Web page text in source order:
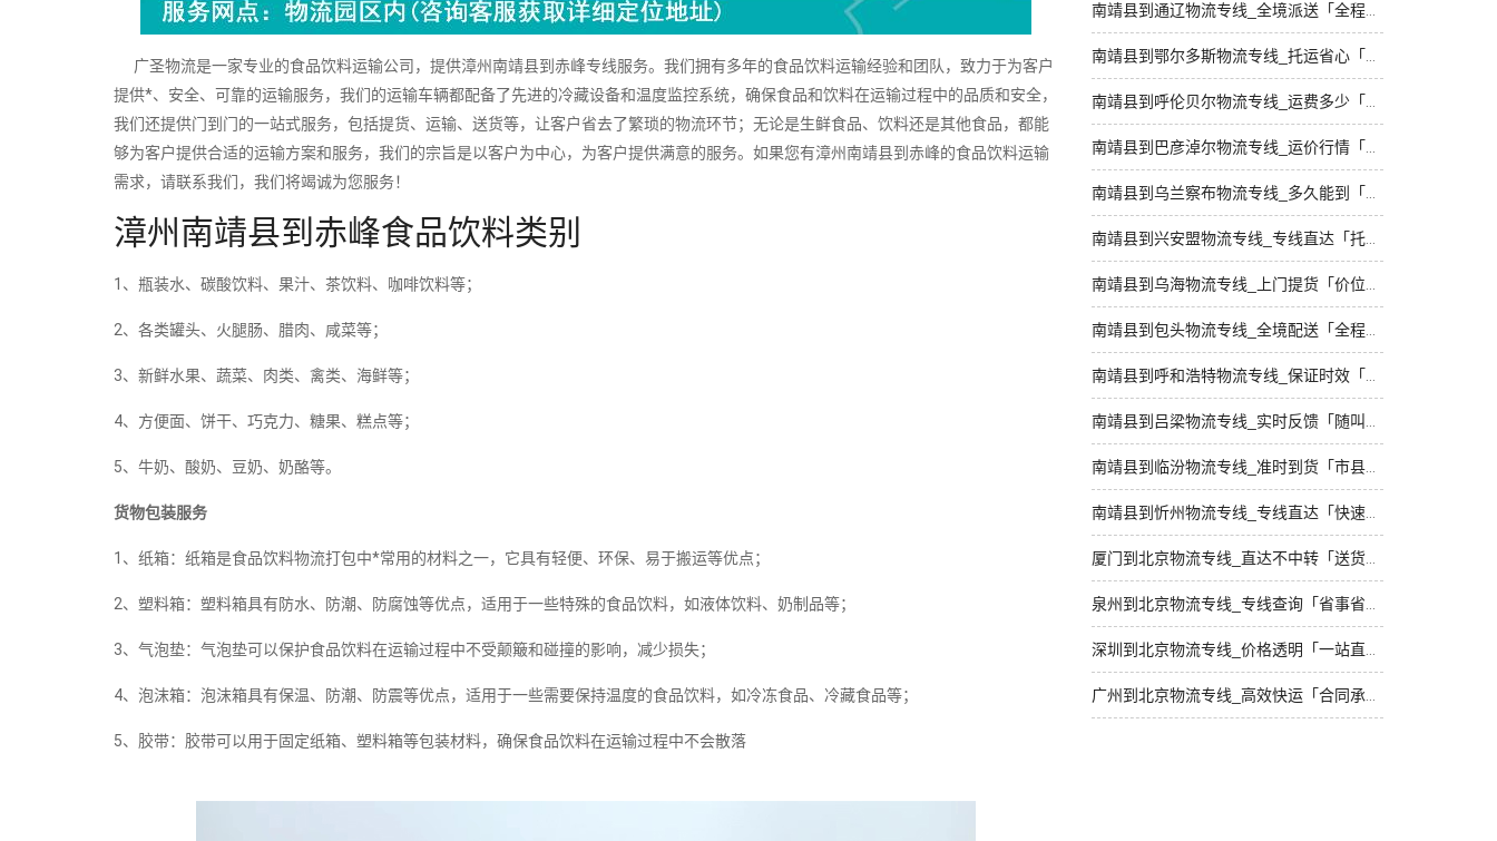
广圣物流是一家专业的食品饮料运输公司，提供漳州南靖县到赤峰专线服务。我们拥有多年的食品饮料运输经验和团队，致力于为客户
提供*、安全、可靠的运输服务，我们的运输车辆都配备了先进的冷藏设备和温度监控系统，确保食品和饮料在运输过程中的品质和安全，
我们还提供门到门的一站式服务，包括提货、运输、送货等，让客户省去了繁琐的物流环节；无论是生鲜食品、饮料还是其他食品，都能
够为客户提供合适的运输方案和服务，我们的宗旨是以客户为中心，为客户提供满意的服务。如果您有漳州南靖县到赤峰的食品饮料运输
需求，请联系我们，我们将竭诚为您服务！
漳州南靖县到赤峰食品饮料类别
1、瓶装水、碳酸饮料、果汁、茶饮料、咖啡饮料等；
2、各类罐头、火腿肠、腊肉、咸菜等；
3、新鲜水果、蔬菜、肉类、禽类、海鲜等；
4、方便面、饼干、巧克力、糖果、糕点等；
5、牛奶、酸奶、豆奶、奶酪等。
货物包装服务
1、纸箱：纸箱是食品饮料物流打包中*常用的材料之一，它具有轻便、环保、易于搬运等优点；
2、塑料箱：塑料箱具有防水、防潮、防腐蚀等优点，适用于一些特殊的食品饮料，如液体饮料、奶制品等；
3、气泡垫：气泡垫可以保护食品饮料在运输过程中不受颠簸和碰撞的影响，减少损失；
4、泡沫箱：泡沫箱具有保温、防潮、防震等优点，适用于一些需要保持温度的食品饮料，如冷冻食品、冷藏食品等；
5、胶带：胶带可以用于固定纸箱、塑料箱等包装材料，确保食品饮料在运输过程中不会散落
南靖县到通辽物流专线_全境派送「全程定位」
南靖县到鄂尔多斯物流专线_托运省心「专线直达」
南靖县到呼伦贝尔物流专线_运费多少「运价行情」
南靖县到巴彦淖尔物流专线_运价行情「全境到达」
南靖县到乌兰察布物流专线_多久能到「专线查询」
南靖县到兴安盟物流专线_专线直达「托运省心」
南靖县到乌海物流专线_上门提货「价位合理」
南靖县到包头物流专线_全境配送「全程定位」
南靖县到呼和浩特物流专线_保证时效「资质齐全」
南靖县到吕梁物流专线_实时反馈「随叫随到」
南靖县到临汾物流专线_准时到货「市县派送」
南靖县到忻州物流专线_专线直达「快速响应」
厦门到北京物流专线_直达不中转「送货到门」
泉州到北京物流专线_专线查询「省事省心」
深圳到北京物流专线_价格透明「一站直达」
广州到北京物流专线_高效快运「合同承运」